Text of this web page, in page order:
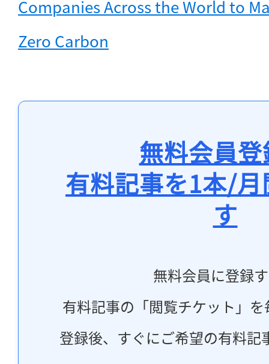
Companies Across the World to
Zero Carbon
無料会員
有料記事を1本/
す
無料会員に登録
有料記事の「閲覧チケット」
登録後、すぐにご希望の有料記